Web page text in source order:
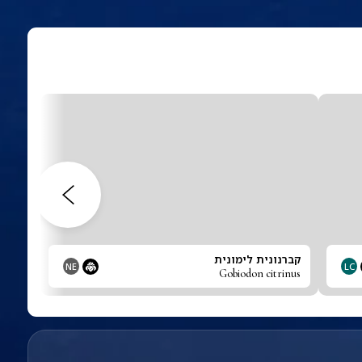
LC קברנונית לימונית
Gobiodon citrinus
NE